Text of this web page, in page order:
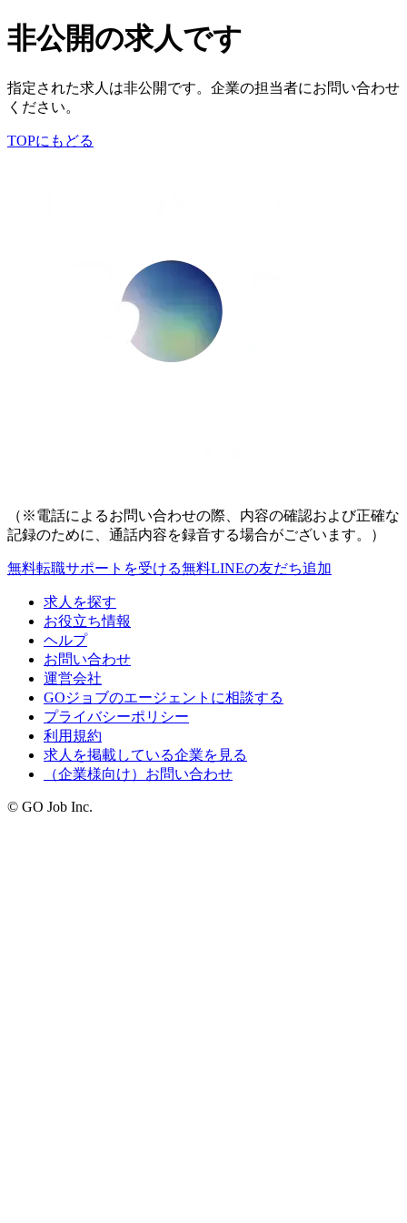
非公開の求人です
指定された求人は非公開です。企業の担当者にお問い合わせ
ください。
TOPにもどる
（※電話によるお問い合わせの際、内容の確認および正確な
記録のために、通話内容を録音する場合がございます。）
無料転職サポートを受ける無料LINEの友だち追加
求人を探す
お役立ち情報
ヘルプ
お問い合わせ
運営会社
GOジョブのエージェントに相談する
プライバシーポリシー
利用規約
求人を掲載している企業を見る
（企業様向け）お問い合わせ
© GO Job Inc.